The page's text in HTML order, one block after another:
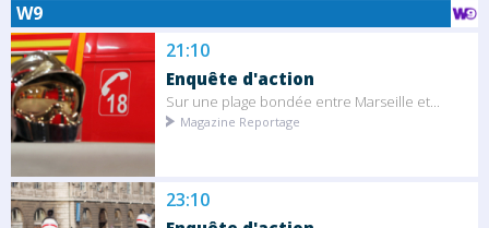
W9
21:10
Enquête d'action
Sur une plage bondée entre Marseille et...
Magazine Reportage
23:10